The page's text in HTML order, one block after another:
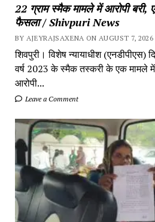
22 ग्राम स्मैक मामले में आरोपी बरी,
फैसला / Shivpuri News
BY AJEYRAJSAXENA ON AUGUST 7, 2026
शिवपुरी। विशेष न्यायाधीश (एनडीपीएस)
वर्ष 2023 के स्मैक तस्करी के एक मामले में
आरोपी...
Leave a Comment